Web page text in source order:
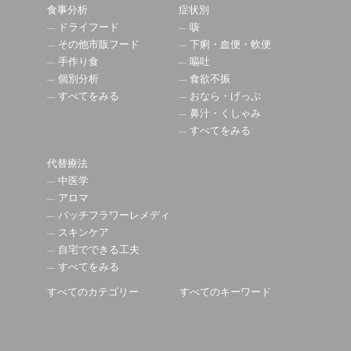
食事分析
ドライフード
その他市販フード
手作り食
個別分析
すべてをみる
症状別
咳
下痢・血便・軟便
嘔吐
食欲不振
おなら・げっぷ
鼻汁・くしゃみ
すべてをみる
代替療法
中医学
アロマ
バッチフラワーレメディ
スキンケア
自宅でできる工夫
すべてをみる
すべてのカテゴリー すべてのキーワード